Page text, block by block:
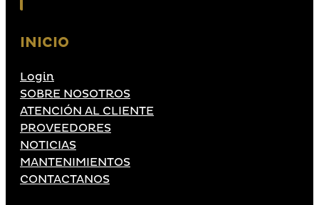
INICIO
Login
SOBRE NOSOTROS
ATENCIÓN AL CLIENTE
PROVEEDORES
NOTICIAS
MANTENIMIENTOS
CONTACTANOS